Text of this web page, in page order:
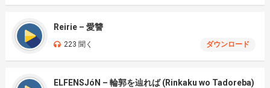
Reirie – 愛讐
223 聞く ダウンロード
ELFENSJóN – 輪郭を辿れば (Rinkaku wo Tadoreba)